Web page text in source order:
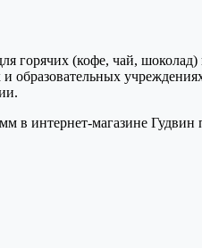
горячих (кофе, чай,
образовательных
интернет-магазине Гудвин